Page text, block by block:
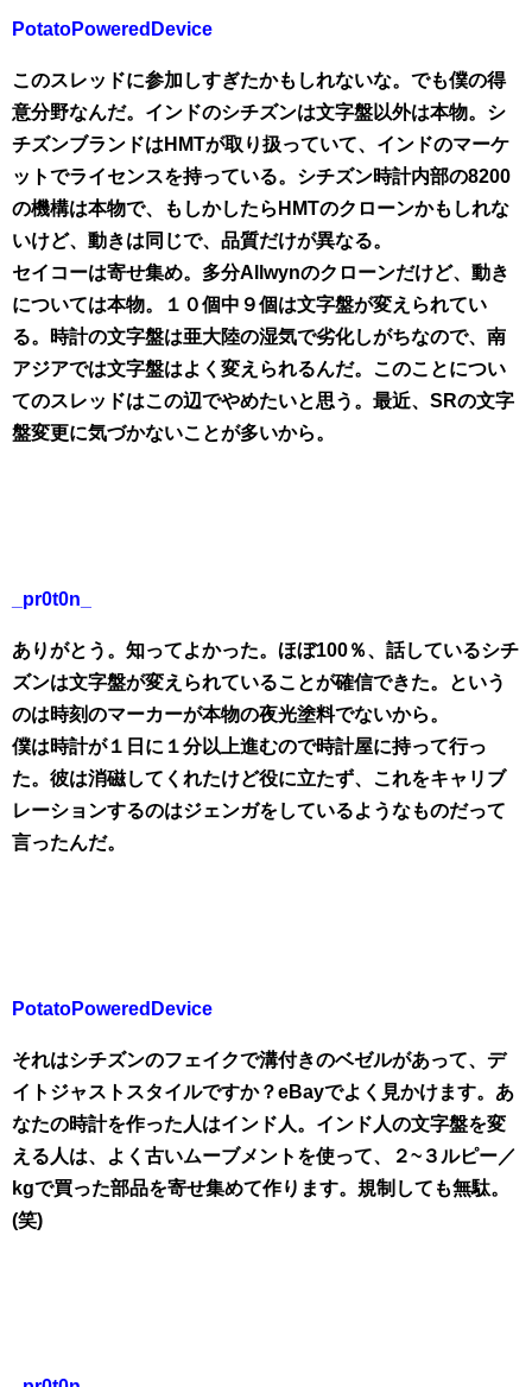
PotatoPoweredDevice
このスレッドに参加しすぎたかもしれないな。でも僕の得
意分野なんだ。インドのシチズンは文字盤以外は本物。シ
チズンブランドはHMTが取り扱っていて、インドのマーケ
ットでライセンスを持っている。シチズン時計内部の8200
の機構は本物で、もしかしたらHMTのクローンかもしれな
いけど、動きは同じで、品質だけが異なる。
セイコーは寄せ集め。多分Allwynのクローンだけど、動き
については本物。１０個中９個は文字盤が変えられてい
る。時計の文字盤は亜大陸の湿気で劣化しがちなので、南
アジアでは文字盤はよく変えられるんだ。このことについ
てのスレッドはこの辺でやめたいと思う。最近、SRの文字
盤変更に気づかないことが多いから。
_pr0t0n_
ありがとう。知ってよかった。ほぼ100％、話しているシチ
ズンは文字盤が変えられていることが確信できた。という
のは時刻のマーカーが本物の夜光塗料でないから。
僕は時計が１日に１分以上進むので時計屋に持って行っ
た。彼は消磁してくれたけど役に立たず、これをキャリブ
レーションするのはジェンガをしているようなものだって
言ったんだ。
PotatoPoweredDevice
それはシチズンのフェイクで溝付きのベゼルがあって、デ
イトジャストスタイルですか？eBayでよく見かけます。あ
なたの時計を作った人はインド人。インド人の文字盤を変
える人は、よく古いムーブメントを使って、２~３ルピー／
kgで買った部品を寄せ集めて作ります。規制しても無駄。
(笑)